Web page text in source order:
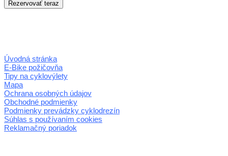
Úvodná stránka
E-Bike požičovňa
Tipy na cyklovýlety
Mapa
Ochrana osobných údajov
Obchodné podmienky
Podmienky prevádzky cyklodrezín
Súhlas s používaním cookies
Reklamačný poriadok